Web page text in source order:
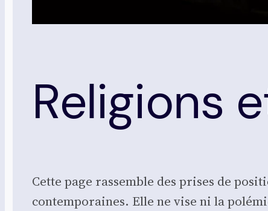
Religions
Cette page ras­semble des prises de
contem­po­raines. Elle ne vise ni la